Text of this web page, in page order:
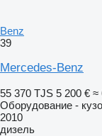
Benz
39
Mercedes-Benz
55 370 TJS 5 200 € ≈
Оборудование -
2010
дизель